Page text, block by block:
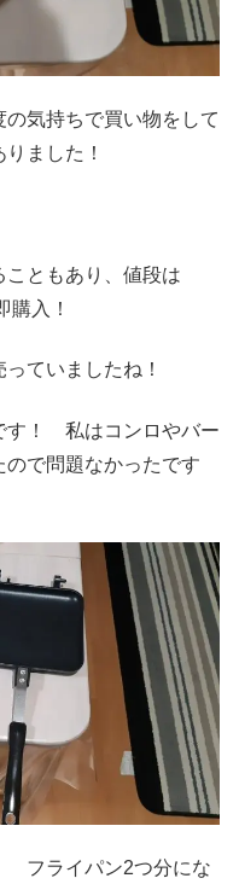
気持ちで買い物をして
ました！
こともあり、値段は
購入！
ていましたね！
す！ 私はコンロやバー
で問題なかったです
フライパン2つ分にな